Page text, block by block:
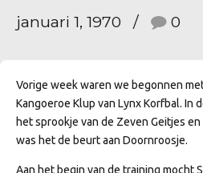
januari 1, 1970 0
Vorige week waren we begonnen
Kangoeroe Klup van Lynx Korfbal. In
het sprookje van de Zeven Geitjes
was het de beurt aan Doornroosje.
Aan het begin van de training mocht